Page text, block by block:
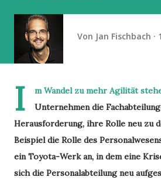
Von Jan Fischbach
I
m Wandel zu mehr Agilität
Unternehmen die
Herausforderung, ihre Rolle neu zu
Beispiel die Rolle des
ein Toyota-Werk an, in dem eine
sich die Personalabteilung neu